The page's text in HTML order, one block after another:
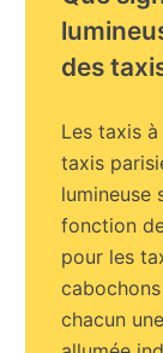
des
Les taxis
taxis
lumineuse
fonction
pour les
chacun